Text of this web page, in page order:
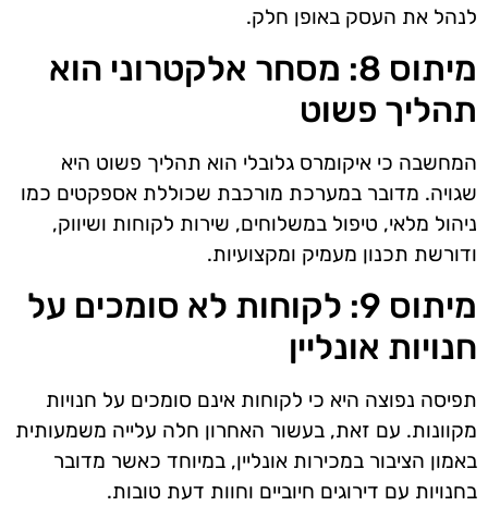
לנהל את העסק באופן חלק.
מיתוס 8: מסחר אלקטרוני הוא
תהליך פשוט
המחשבה כי איקומרס גלובלי הוא תהליך פשוט היא
שגויה. מדובר במערכת מורכבת שכוללת אספקטים כמו
ניהול מלאי, טיפול במשלוחים, שירות לקוחות ושיווק,
ודורשת תכנון מעמיק ומקצועיות.
מיתוס 9: לקוחות לא סומכים על
חנויות אונליין
תפיסה נפוצה היא כי לקוחות אינם סומכים על חנויות
מקוונות. עם זאת, בעשור האחרון חלה עלייה משמעותית
באמון הציבור במכירות אונליין, במיוחד כאשר מדובר
בחנויות עם דירוגים חיוביים וחוות דעת טובות.